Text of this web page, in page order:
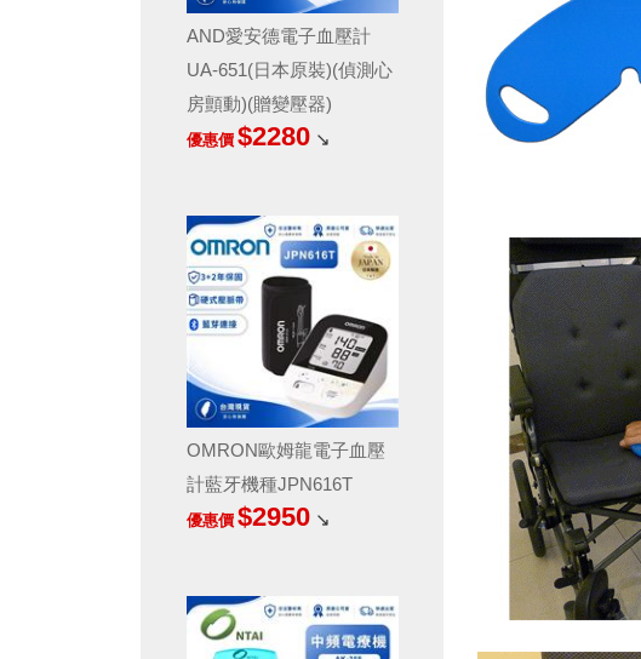
AND愛安德電子血壓計
UA-651(日本原裝)(偵測心
房顫動)(贈變壓器)
優惠價 $2280↘
OMRON歐姆龍電子血壓
計藍牙機種JPN616T
優惠價 $2950↘